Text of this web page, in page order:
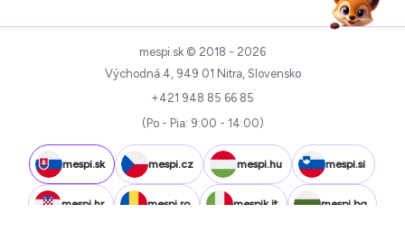
mespi.sk © 2018 - 2026
Východná 4, 949 01 Nitra, Slovensko
+421 948 85 66 85
(Po - Pia: 9:00 - 14:00)
mespi.sk mespi.cz mespi.hu mespi.si
mespi.hr mespi.ro mespik.it mespi.bg